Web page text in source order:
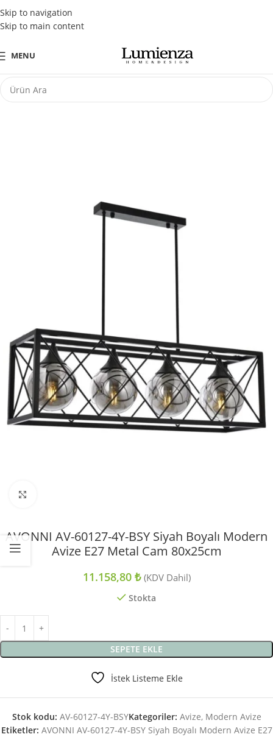
Skip to navigation
Skip to main content
Tüm Kredi Kartlarına Peşin Fiyatına 3 Taksit Fırsatı
MENU
AVONNI AV-60127-4Y-BSY Siyah Boyalı Modern
Avize E27 Metal Cam 80x25cm
11.158,80 ₺ (KDV Dahil)
Stokta
SEPETE EKLE
İstek Listeme Ekle
Stok kodu: AV-60127-4Y-BSYKategoriler: Avize, Modern Avize
Etiketler: AVONNI AV-60127-4Y-BSY Siyah Boyalı Modern Avize E27